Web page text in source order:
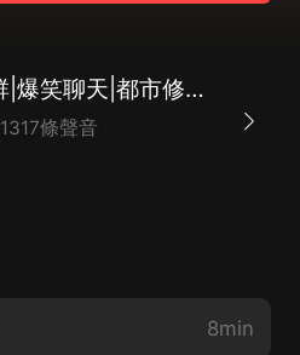
萬界逗逼群|爆笑聊天|都市修仙|AI多播
1317條聲音
8min